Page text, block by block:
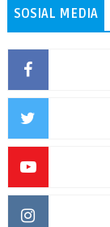
SOSIAL MEDIA